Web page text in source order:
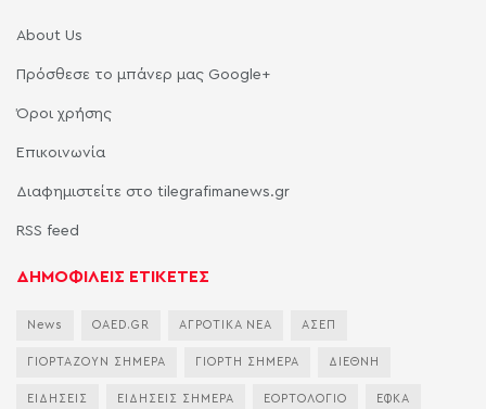
About Us
Πρόσθεσε το μπάνερ μας Google+
Όροι χρήσης
Επικοινωνία
Διαφημιστείτε στο tilegrafimanews.gr
RSS feed
ΔΗΜΟΦΙΛΕΙΣ ΕΤΙΚΕΤΕΣ
News OAED.GR ΑΓΡΟΤΙΚΑ ΝΕΑ ΑΣΕΠ
ΓΙΟΡΤΑΖΟΥΝ ΣΗΜΕΡΑ ΓΙΟΡΤΗ ΣΗΜΕΡΑ ΔΙΕΘΝΗ
ΕΙΔΗΣΕΙΣ ΕΙΔΗΣΕΙΣ ΣΗΜΕΡΑ ΕΟΡΤΟΛΟΓΙΟ ΕΦΚΑ